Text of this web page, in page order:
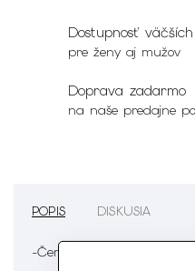
Dostupnosť
pre ženy aj mužov
Doprava zadarmo
na naše predajne
POPIS DISKUSIA
-Červené plavky s